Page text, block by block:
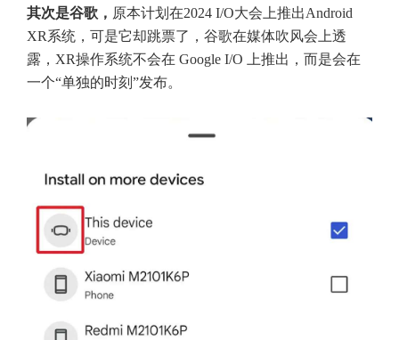
其次是谷歌， 原本计划在2024 I/O大会上推出Android
XR系统，可是它却跳票了，谷歌在媒体吹风会上透
露，XR操作系统不会在 Google I/O 上推出，而是会在
一个“单独的时刻”发布。